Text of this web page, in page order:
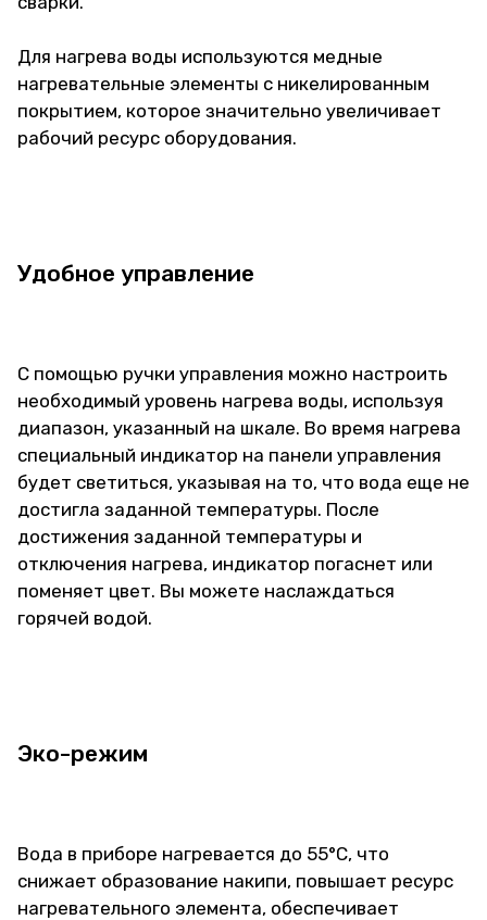
Для нагрева воды используются медные
нагревательные элементы с никелированным
покрытием, которое значительно увеличивает
рабочий ресурс оборудования.
Удобное управление
С помощью ручки управления можно настроить
необходимый уровень нагрева воды, используя
диапазон, указанный на шкале. Во время нагрева
специальный индикатор на панели управления
будет светиться, указывая на то, что вода еще не
достигла заданной температуры. После
достижения заданной температуры и
отключения нагрева, индикатор погаснет или
поменяет цвет. Вы можете наслаждаться
горячей водой.
Эко-режим
Вода в приборе нагревается до 55°C, что
снижает образование накипи, повышает ресурс
нагревательного элемента, обеспечивает